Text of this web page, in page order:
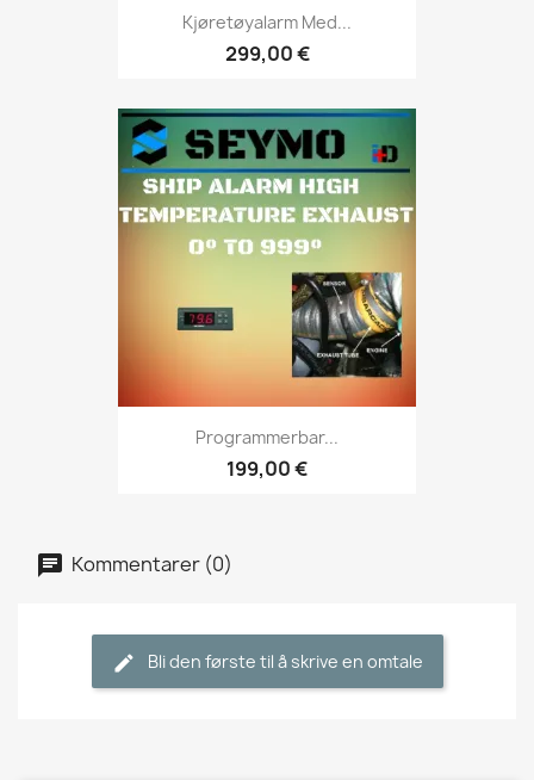
Kjøretøyalarm Med...
299,00 €
Programmerbar...
199,00 €
Kommentarer (0)
Bli den første til å skrive en omtale